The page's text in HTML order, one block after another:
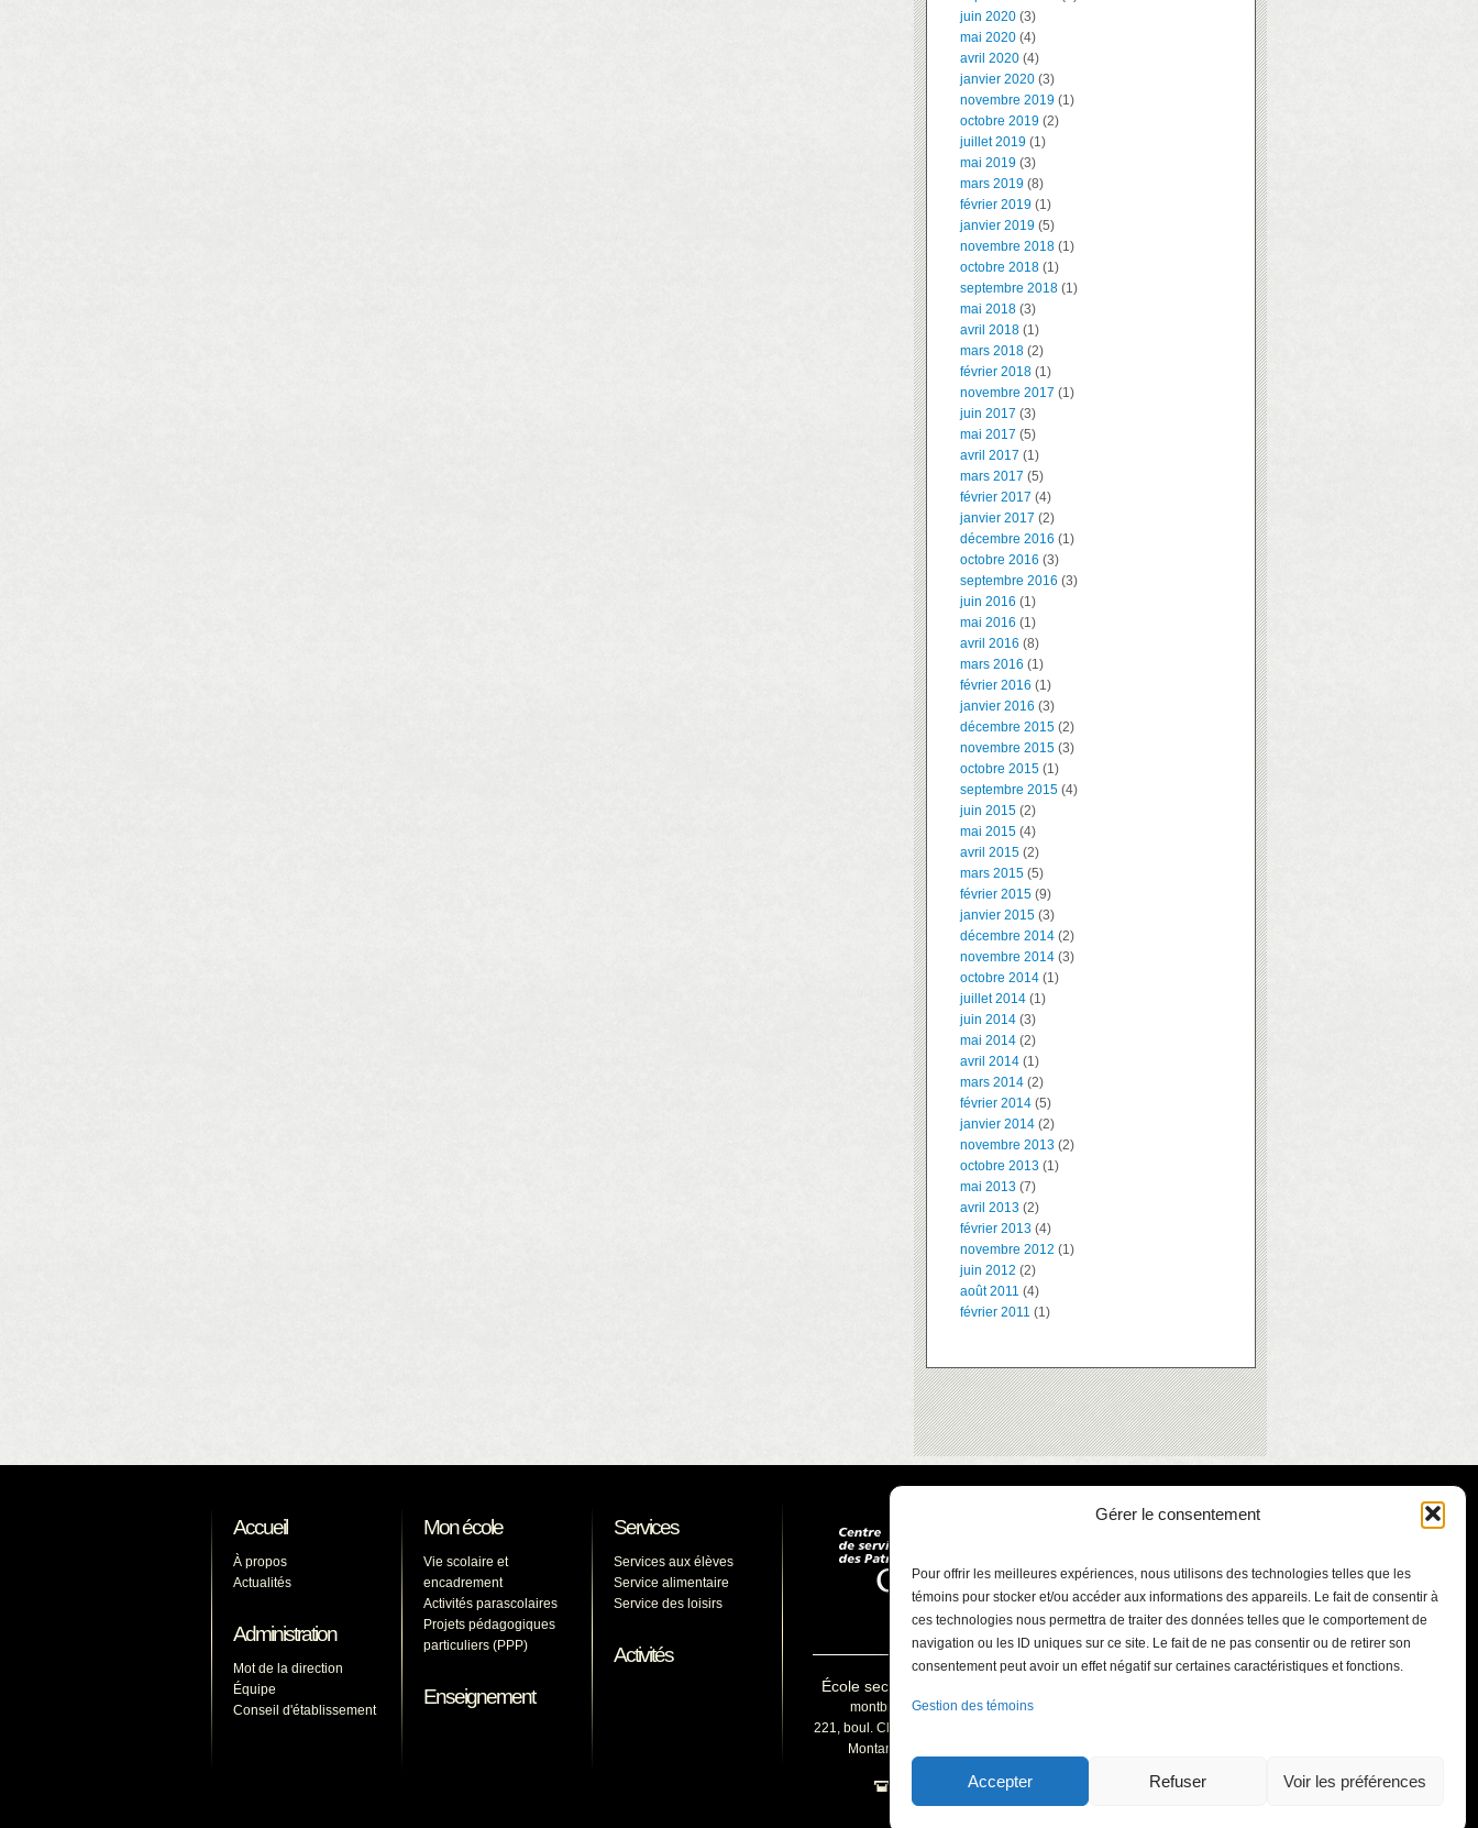
Gérer le consentement
Pour offrir les meilleures expériences, nous utilisons des technologies telles que les
témoins pour stocker et/ou accéder aux informations des appareils. Le fait de consentir à
ces technologies nous permettra de traiter des données telles que le comportement de
navigation ou les ID uniques sur ce site. Le fait de ne pas consentir ou de retirer son
consentement peut avoir un effet négatif sur certaines caractéristiques et fonctions.
Gestion des témoins
Accepter Refuser Voir les préférences
juin 2020 (3)
mai 2020 (4)
avril 2020 (4)
janvier 2020 (3)
novembre 2019 (1)
octobre 2019 (2)
juillet 2019 (1)
mai 2019 (3)
mars 2019 (8)
février 2019 (1)
janvier 2019 (5)
novembre 2018 (1)
octobre 2018 (1)
septembre 2018 (1)
mai 2018 (3)
avril 2018 (1)
mars 2018 (2)
février 2018 (1)
novembre 2017 (1)
juin 2017 (3)
mai 2017 (5)
avril 2017 (1)
mars 2017 (5)
février 2017 (4)
janvier 2017 (2)
décembre 2016 (1)
octobre 2016 (3)
septembre 2016 (3)
juin 2016 (1)
mai 2016 (1)
avril 2016 (8)
mars 2016 (1)
février 2016 (1)
janvier 2016 (3)
décembre 2015 (2)
novembre 2015 (3)
octobre 2015 (1)
septembre 2015 (4)
juin 2015 (2)
mai 2015 (4)
avril 2015 (2)
mars 2015 (5)
février 2015 (9)
janvier 2015 (3)
décembre 2014 (2)
novembre 2014 (3)
octobre 2014 (1)
juillet 2014 (1)
juin 2014 (3)
mai 2014 (2)
avril 2014 (1)
mars 2014 (2)
février 2014 (5)
janvier 2014 (2)
novembre 2013 (2)
octobre 2013 (1)
mai 2013 (7)
avril 2013 (2)
février 2013 (4)
novembre 2012 (1)
juin 2012 (2)
août 2011 (4)
février 2011 (1)
Accueil
À propos
Actualités
Administration
Mot de la direction
Équipe
Conseil d'établissement
Mon école
Vie scolaire et
encadrement
Activités parascolaires
Projets pédagogiques
particuliers (PPP)
Enseignement
Services
Services aux élèves
Service alimentaire
Service des loisirs
Activités
École secondaire du Mont-Bruno
montbruno@cssp.gouv.qc.ca
221, boul. Clairevue Est, Saint-Bruno-de-
Montarville (Québec) J3V 5J3
450 653-1541